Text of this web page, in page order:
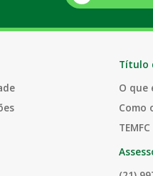
Título
O que
Como
TEMFC